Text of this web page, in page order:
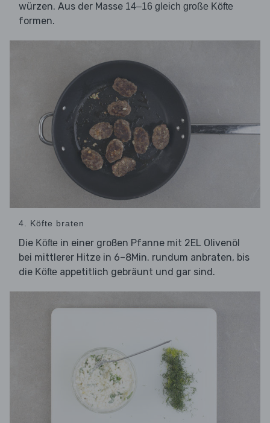
würzen. Aus der Masse 14–16 gleich große Köfte
formen.
4. Köfte braten
Die Köfte in einer großen Pfanne mit 2EL Olivenöl
bei mittlerer Hitze in 6–8Min. rundum anbraten, bis
die Köfte appetitlich gebräunt und gar sind.